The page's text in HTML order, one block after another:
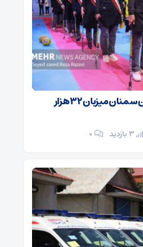
۲۷۹ پایگاه تابستانی استان سمنان میزبان ۳۲ هزار
۰